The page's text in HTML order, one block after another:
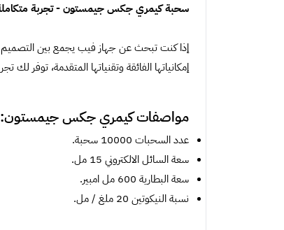
سحبة كيمري جكس جيمستون - تجربة متكاملة
إذا كنت تبحث عن جهاز فيب يجمع بين التصميم
إمكانياتها الفائقة وتقنياتها المتقدمة، توفر
مواصفات كيمري جكس جيمستون:
عدد السحبات 10000 سحبة.
سعة السائل الالكتروني 15 مل.
سعة البطارية 600 مل امبير.
نسبة النيكوتين 20 ملغ / مل.